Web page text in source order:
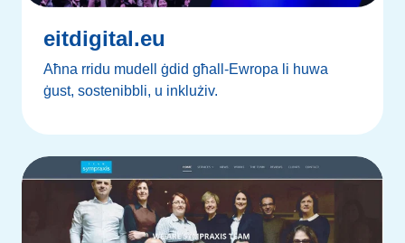
eitdigital.eu
Aħna rridu mudell ġdid għall-Ewropa li huwa
ġust, sostenibbli, u inklużiv.